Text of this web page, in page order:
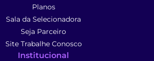
Planos
Sala da Selecionadora
Seja Parceiro
Site Trabalhe Conosco
Institucional